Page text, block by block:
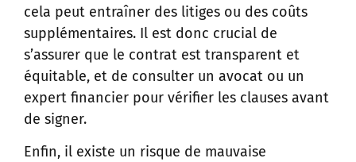
cela peut entraîner des litiges ou des coûts
supplémentaires. Il est donc crucial de
s’assurer que le contrat est transparent et
équitable, et de consulter un avocat ou un
expert financier pour vérifier les clauses avant
de signer.
Enfin, il existe un risque de mauvaise